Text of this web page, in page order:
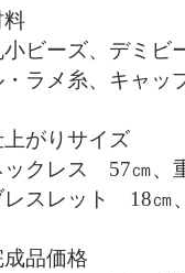
料
小ビーズ、デミビ
・ラメ糸、キャッ
上がりサイズ
ックレス 57㎝、
レスレット 18㎝
成品価格